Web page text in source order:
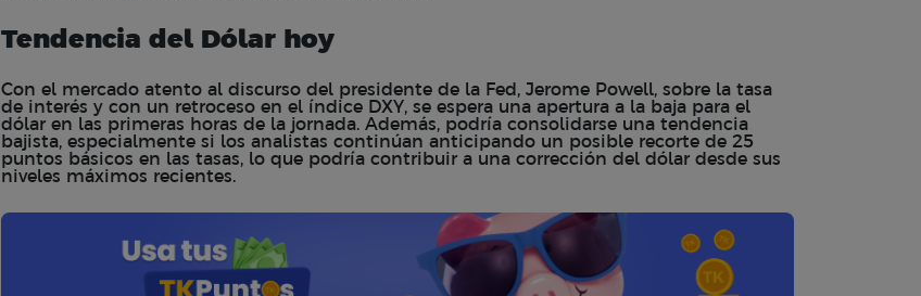
Tendencia del Dólar hoy
Con el mercado atento al discurso del presidente de la Fed, Jerome Powell, sobre la tasa
de interés y con un retroceso en el índice DXY, se espera una apertura a la baja para el
dólar en las primeras horas de la jornada. Además, podría consolidarse una tendencia
bajista, especialmente si los analistas continúan anticipando un posible recorte de 25
puntos básicos en las tasas, lo que podría contribuir a una corrección del dólar desde sus
niveles máximos recientes.